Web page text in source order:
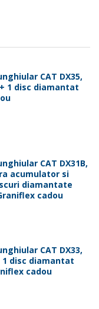
pana in
ora 15:00)
15:00)
Vineri,
dupa ora
CAT DX35,
1 disc diamantat
CAT DX31B,
acumulator si
diamantate
cadou
CAT DX33,
1 disc diamantat
cadou